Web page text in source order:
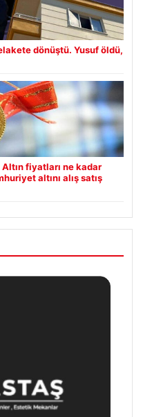
dönüştü. Yusuf öldü,
fiyatları ne kadar
altını alış satış